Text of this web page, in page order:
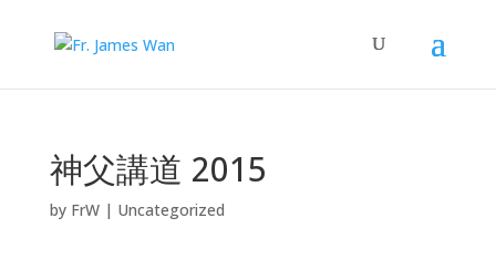
神父講道 2015
by FrW| Uncategorized